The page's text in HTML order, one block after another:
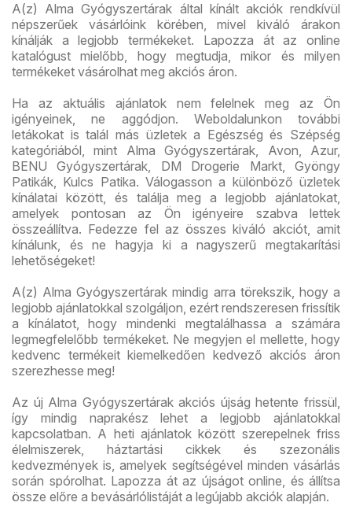
A(z) Alma Gyógyszertárak által kínált akciók rendkívül
népszerűek vásárlóink körében, mivel kiváló árakon
kínálják a legjobb termékeket. Lapozza át az online
katalógust mielőbb, hogy megtudja, mikor és milyen
termékeket vásárolhat meg akciós áron.
Ha az aktuális ajánlatok nem felelnek meg az Ön
igényeinek, ne aggódjon. Weboldalunkon további
letákokat is talál más üzletek a Egészség és Szépség
kategóriából, mint Alma Gyógyszertárak, Avon, Azur,
BENU Gyógyszertárak, DM Drogerie Markt, Gyöngy
Patikák, Kulcs Patika. Válogasson a különböző üzletek
kínálatai között, és találja meg a legjobb ajánlatokat,
amelyek pontosan az Ön igényeire szabva lettek
összeállítva. Fedezze fel az összes kiváló akciót, amit
kínálunk, és ne hagyja ki a nagyszerű megtakarítási
lehetőségeket!
A(z) Alma Gyógyszertárak mindig arra törekszik, hogy a
legjobb ajánlatokkal szolgáljon, ezért rendszeresen frissítik
a kínálatot, hogy mindenki megtalálhassa a számára
legmegfelelőbb termékeket. Ne megyjen el mellette, hogy
kedvenc termékeit kiemelkedően kedvező akciós áron
szerezhesse meg!
Az új Alma Gyógyszertárak akciós újság hetente frissül,
így mindig naprakész lehet a legjobb ajánlatokkal
kapcsolatban. A heti ajánlatok között szerepelnek friss
élelmiszerek, háztartási cikkek és szezonális
kedvezmények is, amelyek segítségével minden vásárlás
során spórolhat. Lapozza át az újságot online, és állítsa
össze előre a bevásárlólistáját a legújabb akciók alapján.